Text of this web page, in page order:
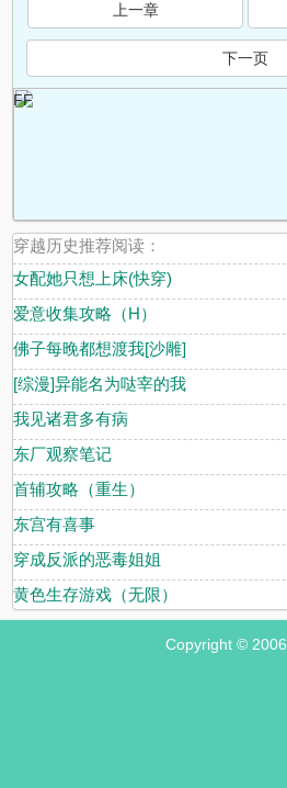
上一章
下一页
FF
穿越历史推荐阅读：
女配她只想上床(快穿)
爱意收集攻略（H）
佛子每晚都想渡我[沙雕]
[综漫]异能名为哒宰的我
我见诸君多有病
东厂观察笔记
首辅攻略（重生）
东宫有喜事
穿成反派的恶毒姐姐
黄色生存游戏（无限）
Copyright © 2006